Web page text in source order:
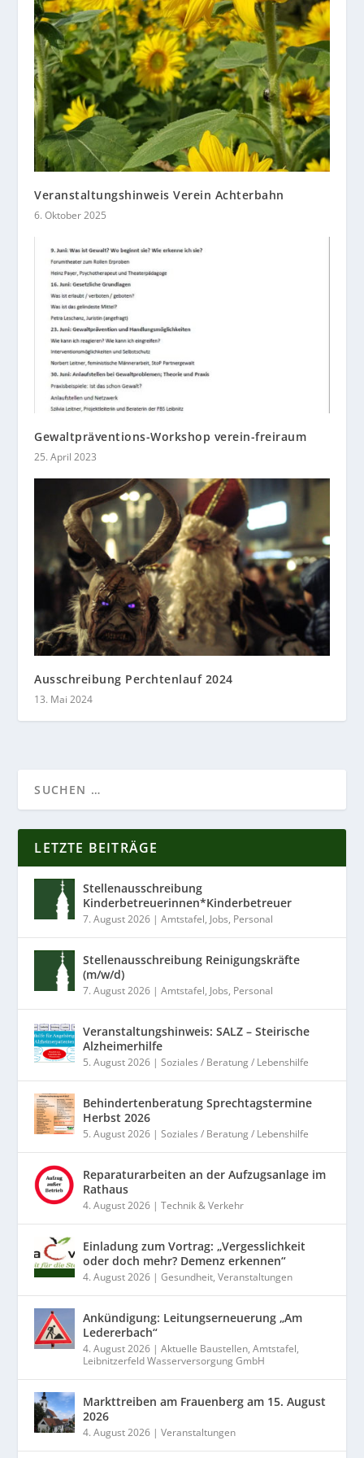
Veranstaltungshinweis Verein Achterbahn
6. Oktober 2025
Gewaltpräventions-Workshop verein-freiraum
25. April 2023
Ausschreibung Perchtenlauf 2024
13. Mai 2024
LETZTE BEITRÄGE
Stellenausschreibung
Kinderbetreuerinnen*Kinderbetreuer
7. August 2026 |Amtstafel, Jobs, Personal
Stellenausschreibung Reinigungskräfte
(m/w/d)
7. August 2026 |Amtstafel, Jobs, Personal
Veranstaltungshinweis: SALZ – Steirische
Alzheimerhilfe
5. August 2026 |Soziales / Beratung / Lebenshilfe
Behindertenberatung Sprechtagstermine
Herbst 2026
5. August 2026 |Soziales / Beratung / Lebenshilfe
Reparaturarbeiten an der Aufzugsanlage im
Rathaus
4. August 2026 |Technik & Verkehr
Einladung zum Vortrag: „Vergesslichkeit
oder doch mehr? Demenz erkennen“
4. August 2026 |Gesundheit,Veranstaltungen
Ankündigung: Leitungserneuerung „Am
Ledererbach“
4. August 2026 |Aktuelle Baustellen,Amtstafel,
Leibnitzerfeld Wasserversorgung GmbH
Markttreiben am Frauenberg am 15. August
2026
4. August 2026 |Veranstaltungen